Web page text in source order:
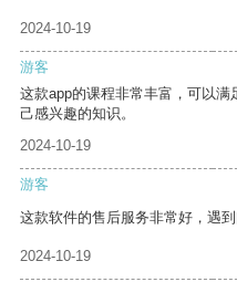
2024-10-19
游客
这款app的课程非常丰富，可以
己感兴趣的知识。
2024-10-19
游客
这款软件的售后服务非常好，遇
2024-10-19